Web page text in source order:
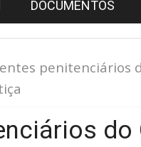
DOCUMENTOS
penitenciários
do